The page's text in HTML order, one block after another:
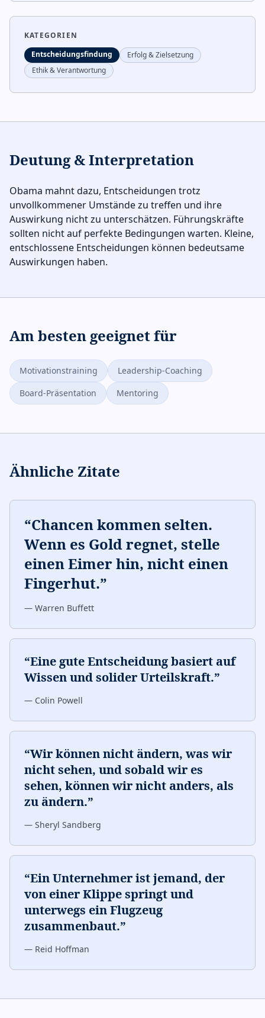
KATEGORIEN
Entscheidungsfindung
Erfolg & Zielsetzung
Ethik & Verantwortung
Deutung & Interpretation
Obama mahnt dazu, Entscheidungen trotz
unvollkommener Umstände zu treffen und ihre
Auswirkung nicht zu unterschätzen. Führungskräfte
sollten nicht auf perfekte Bedingungen warten. Kleine,
entschlossene Entscheidungen können bedeutsame
Auswirkungen haben.
Am besten geeignet für
Motivationstraining
Leadership-Coaching
Board-Präsentation
Mentoring
Ähnliche Zitate
“Chancen kommen selten.
Wenn es Gold regnet, stelle
einen Eimer hin, nicht einen
Fingerhut.”
— Warren Buffett
“Eine gute Entscheidung basiert auf
Wissen und solider Urteilskraft.”
— Colin Powell
“Wir können nicht ändern, was wir
nicht sehen, und sobald wir es
sehen, können wir nicht anders, als
zu ändern.”
— Sheryl Sandberg
“Ein Unternehmer ist jemand, der
von einer Klippe springt und
unterwegs ein Flugzeug
zusammenbaut.”
— Reid Hoffman